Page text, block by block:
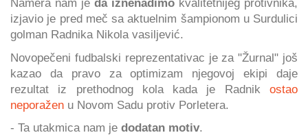
Namera nam je da iznenadimo kvalitetnijeg protivnika,
izjavio je pred meč sa aktuelnim šampionom u Surdulici
golman Radnika Nikola vasiljević.
Novopečeni fudbalski reprezentativac je za "Žurnal" još
kazao da pravo za optimizam njegovoj ekipi daje
rezultat iz prethodnog kola kada je Radnik ostao
neporažen u Novom Sadu protiv Porletera.
- Ta utakmica nam je dodatan motiv.